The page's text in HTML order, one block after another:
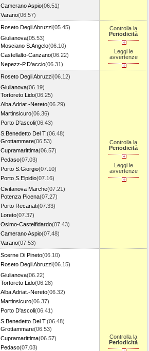
Camerano Aspio(06.51)
Varano(06.57)
Roseto Degli Abruzzi(05.45)
Giulianova(05.53)
Mosciano S.Angelo(06.10)
Castellalto-Canzano(06.22)
Nepezz-P.D'accio(06.31)
Controlla la
Periodicità
Leggi le
avvertenze
Roseto Degli Abruzzi(06.12)
Giulianova(06.19)
Tortoreto Lido(06.25)
Alba Adriat.-Nereto(06.29)
Martinsicuro(06.36)
Porto D'ascoli(06.43)
S.Benedetto Del T.(06.48)
Grottammare(06.53)
Cupramarittima(06.57)
Pedaso(07.03)
Porto S.Giorgio(07.10)
Porto S.Elpidio(07.16)
Civitanova Marche(07.21)
Potenza Picena(07.27)
Porto Recanati(07.33)
Loreto(07.37)
Osimo-Castelfidardo(07.43)
Camerano Aspio(07.48)
Varano(07.53)
Controlla la
Periodicità
Leggi le
avvertenze
Scerne Di Pineto(06.10)
Roseto Degli Abruzzi(06.15)
Giulianova(06.22)
Tortoreto Lido(06.28)
Alba Adriat.-Nereto(06.32)
Martinsicuro(06.37)
Porto D'ascoli(06.41)
S.Benedetto Del T.(06.48)
Grottammare(06.53)
Cupramarittima(06.57)
Pedaso(07.03)
Controlla la
Periodicità